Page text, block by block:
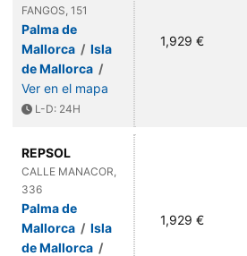
FANGOS, 151
Palma de
Mallorca / Isla
de Mallorca /
Ver en el mapa
L-D: 24H
1,929 €
REPSOL
CALLE MANACOR,
336
Palma de
Mallorca / Isla
de Mallorca /
1,929 €